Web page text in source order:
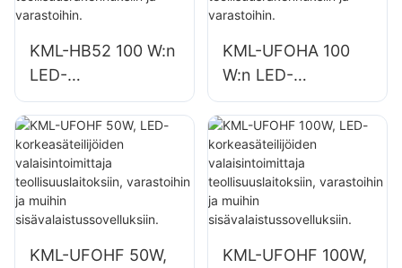
varastoihin.
KML-HB52 100 W:n
LED-
syväsäteilijävalaisin
sisätiloihin, kuten
teollisuusrakennuks
iin ja varastoihin.
KML-UFOHA 100
W:n LED-
syväsäteilijöiden
toimittaja
sisätiloihin, kuten
teollisuusrakennuks
iin ja varastoihin.
KML-UFOHF 50W,
KML-UFOHF 100W,